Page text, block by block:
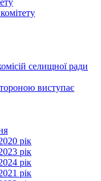
селищної ради
виступає
рік
рік
рік
рік